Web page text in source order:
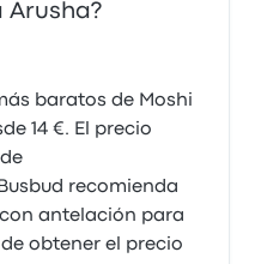
Arusha?
baratos de Moshi
14 €. El precio
recomienda
antelación para
obtener el precio